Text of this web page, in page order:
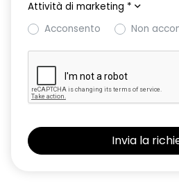
Attività di marketing *
Acconsento
Non